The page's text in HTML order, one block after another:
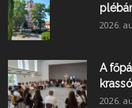
2026.
A
2026.